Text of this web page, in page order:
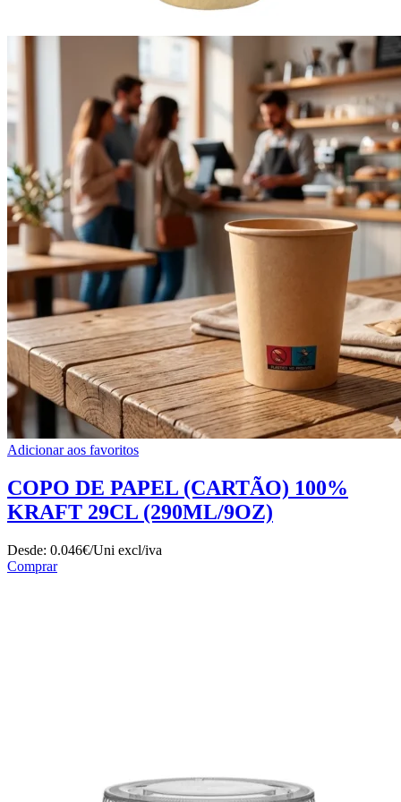
Adicionar aos favoritos
COPO DE PAPEL (CARTÃO) 100%
KRAFT 29CL (290ML/9OZ)
Desde: 0.046€/Uni excl/iva
Comprar